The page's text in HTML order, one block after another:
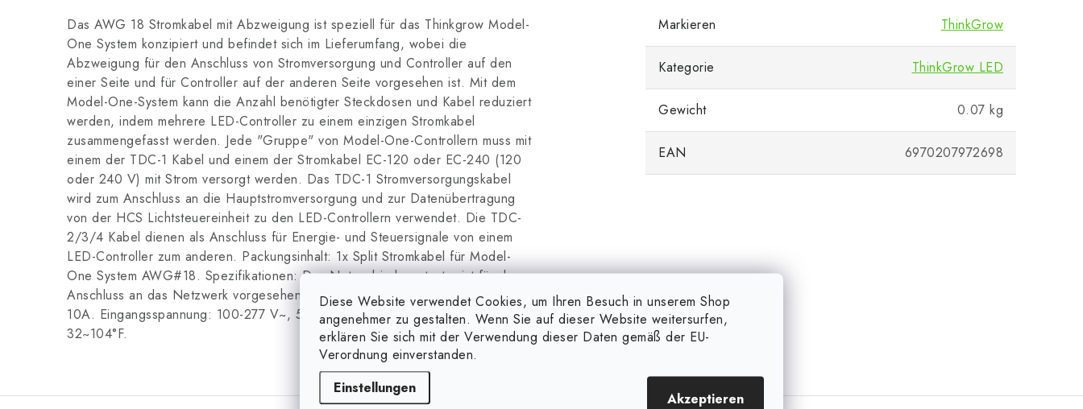
Diese Website verwendet Cookies, um Ihren Besuch in unserem Shop
angenehmer zu gestalten. Wenn Sie auf dieser Website weitersurfen,
erklären Sie sich mit der Verwendung dieser Daten gemäß der EU-
Verordnung einverstanden.
Einstellungen
Akzeptieren
Das AWG 18 Stromkabel mit Abzweigung ist speziell für das Thinkgrow Model-
One System konzipiert und befindet sich im Lieferumfang, wobei die
Abzweigung für den Anschluss von Stromversorgung und Controller auf den
einer Seite und für Controller auf der anderen Seite vorgesehen ist. Mit dem
Model-One-System kann die Anzahl benötigter Steckdosen und Kabel reduziert
werden, indem mehrere LED-Controller zu einem einzigen Stromkabel
zusammengefasst werden. Jede "Gruppe" von Model-One-Controllern muss mit
einem der TDC-1 Kabel und einem der Stromkabel EC-120 oder EC-240 (120
oder 240 V) mit Strom versorgt werden. Das TDC-1 Stromversorgungskabel
wird zum Anschluss an die Hauptstromversorgung und zur Datenübertragung
von der HCS Lichtsteuereinheit zu den LED-Controllern verwendet. Die TDC-
2/3/4 Kabel dienen als Anschluss für Energie- und Steuersignale von einem
LED-Controller zum anderen. Packungsinhalt: 1x Split Stromkabel für Model-
One System AWG#18. Spezifikationen: Das Netzanbindungstaster ist für den
Anschluss an das Netzwerk vorgesehen: AWG: 18. Länge: 15 cm. Ampere:
10A. Eingangsspannung: 100-277 V~, 50/60 Hz. Temperaturbereich:
32~104°F.
Markieren ThinkGrow
Kategorie ThinkGrow LED
Gewicht 0.07 kg
EAN 6970207972698